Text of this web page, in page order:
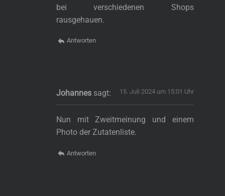
bei verschiedenen Shops
rausgehauen.
Antworten
Johannes sagt: 15. Juli 2024 um 15:01 Uhr
Nun mit Zweitmeinung und einem
Photo der Zutatenliste.
Antworten